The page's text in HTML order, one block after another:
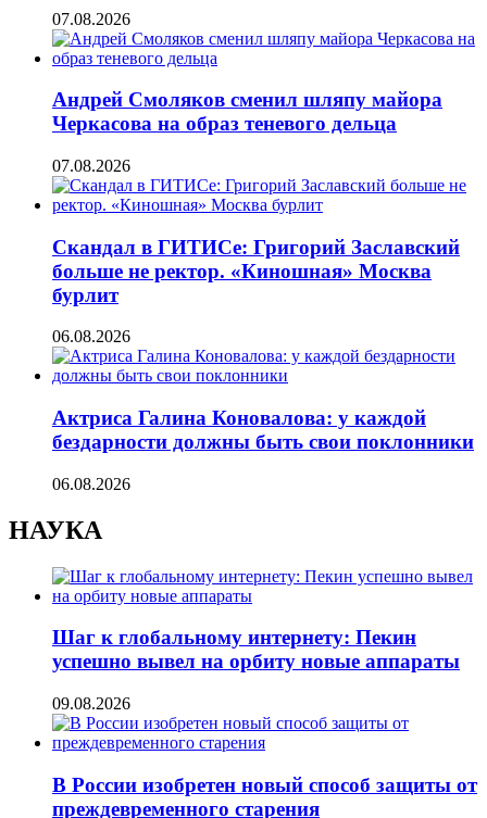
07.08.2026
Андрей Смоляков сменил шляпу майора
Черкасова на образ теневого дельца
07.08.2026
Скандал в ГИТИСе: Григорий Заславский
больше не ректор. «Киношная» Москва
бурлит
06.08.2026
Актриса Галина Коновалова: у каждой
бездарности должны быть свои поклонники
06.08.2026
НАУКА
Шаг к глобальному интернету: Пекин
успешно вывел на орбиту новые аппараты
09.08.2026
В России изобретен новый способ защиты от
преждевременного старения